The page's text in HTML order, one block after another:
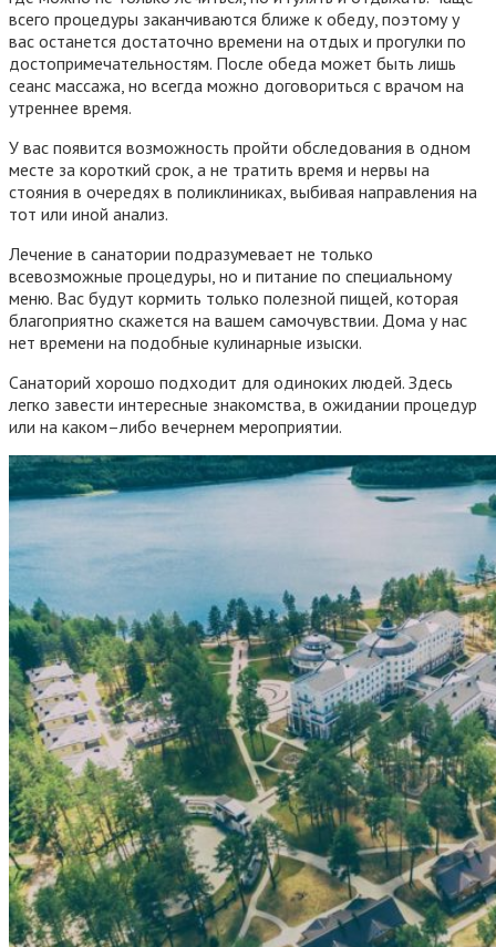
всего процедуры заканчиваются ближе к обеду, поэтому у
вас останется достаточно времени на отдых и прогулки по
достопримечательностям. После обеда может быть лишь
сеанс массажа, но всегда можно договориться с врачом на
утреннее время.
У вас появится возможность пройти обследования в одном
месте за короткий срок, а не тратить время и нервы на
стояния в очередях в поликлиниках, выбивая направления на
тот или иной анализ.
Лечение в санатории подразумевает не только
всевозможные процедуры, но и питание по специальному
меню. Вас будут кормить только полезной пищей, которая
благоприятно скажется на вашем самочувствии. Дома у нас
нет времени на подобные кулинарные изыски.
Санаторий хорошо подходит для одиноких людей. Здесь
легко завести интересные знакомства, в ожидании процедур
или на каком–либо вечернем мероприятии.